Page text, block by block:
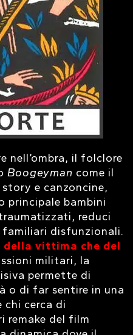
nell’ombra, il folclore
Boogeyman come il
e canzoncine,
principale bambini
reduci
disfunzionali.
della vittima che del
militari, la
permette di
o di far sentire in una
chi cerca di
remake del film